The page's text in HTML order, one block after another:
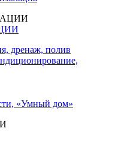
дренаж, полив
«Умный дом»